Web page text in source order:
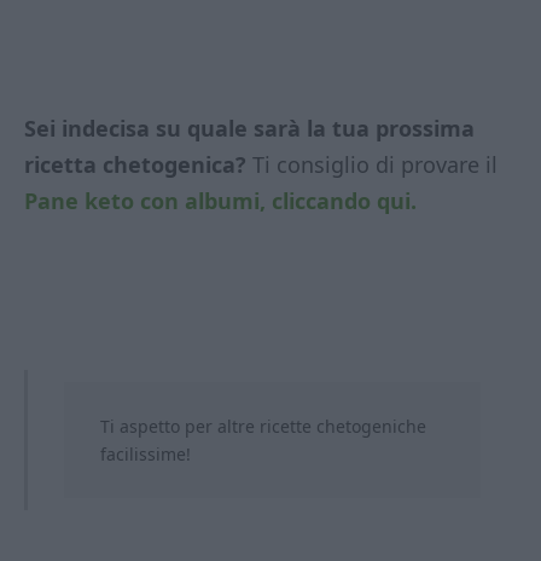
Sei indecisa su quale sarà la tua prossima
ricetta chetogenica? Ti consiglio di provare il
Pane keto con albumi, cliccando qui.
Ti aspetto per altre ricette chetogeniche
facilissime!